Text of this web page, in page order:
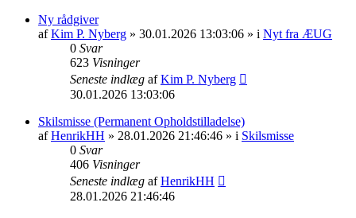
Ny rådgiver
afKim P. Nyberg » 30.01.2026 13:03:06 » i Nyt fra ÆUG
0 Svar
623 Visninger
Seneste indlæg afKim P. Nyberg
30.01.2026 13:03:06
Skilsmisse (Permanent Opholdstilladelse)
afHenrikHH » 28.01.2026 21:46:46 » i Skilsmisse
0 Svar
406 Visninger
Seneste indlæg afHenrikHH
28.01.2026 21:46:46